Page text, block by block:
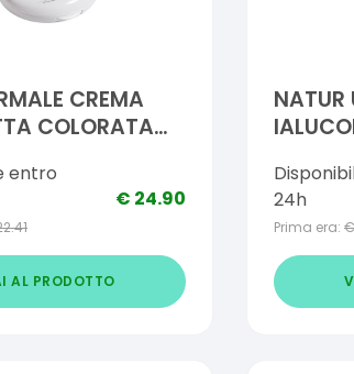
CREMA
COLORATA
entro
€ 24.90
AL PRODOTTO
NATUR
24h
Prima era: